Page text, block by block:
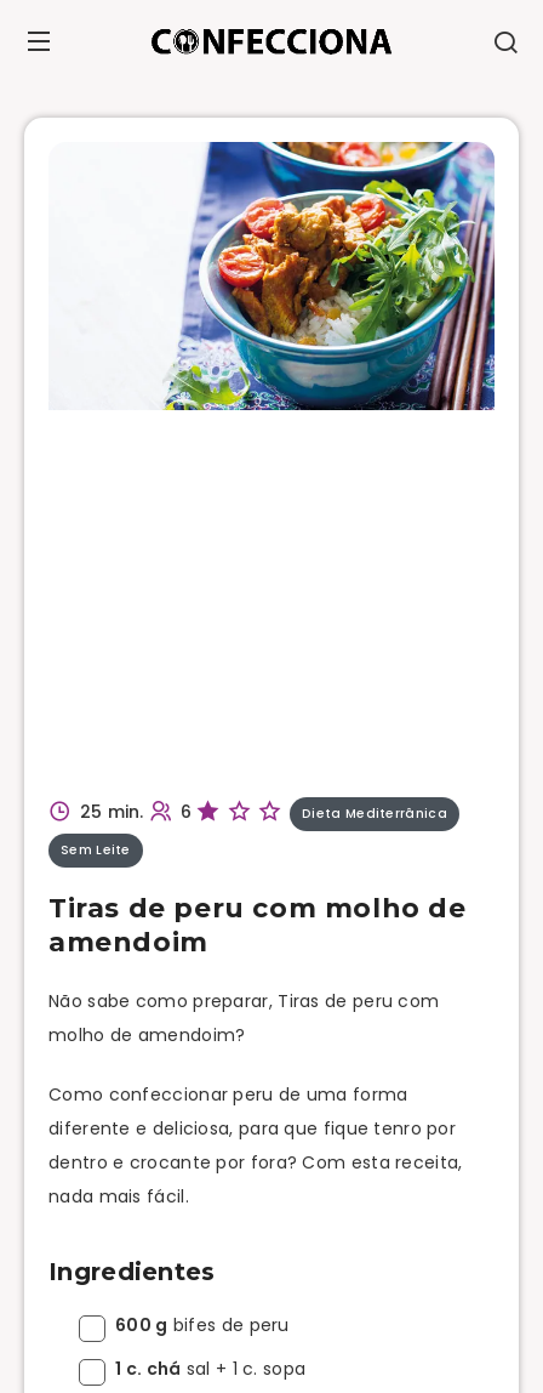
25 min. 6 Dieta Mediterrânica
Sem Leite
Tiras de peru com molho de
amendoim
Não sabe como preparar, Tiras de peru com
molho de amendoim?
Como confeccionar peru de uma forma
diferente e deliciosa, para que fique tenro por
dentro e crocante por fora? Com esta receita,
nada mais fácil.
Ingredientes
600 g bifes de peru
1 c. chá sal + 1 c. sopa